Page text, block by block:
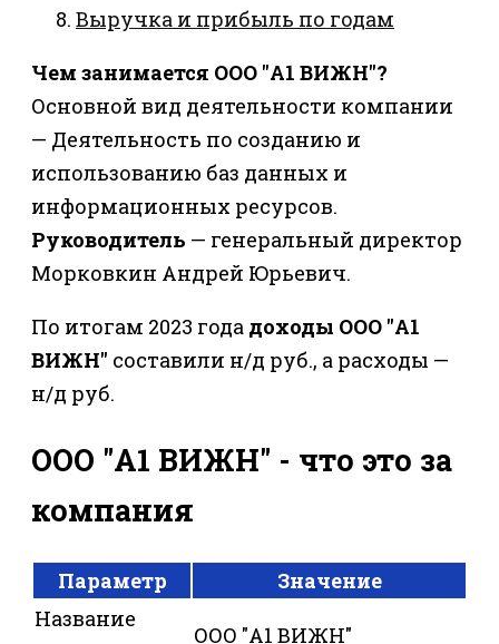
Выручка и прибыль по годам
Чем занимается ООО "А1 ВИЖН"?
Основной вид деятельности компании
— Деятельность по созданию и
использованию баз данных и
информационных ресурсов.
Руководитель — генеральный директор
Морковкин Андрей Юрьевич.
По итогам 2023 года доходы ООО "А1
ВИЖН" составили н/д руб., а расходы —
н/д руб.
ООО "А1 ВИЖН" - что это за
компания
Параметр
Значение
Название
ООО "А1 ВИЖН"